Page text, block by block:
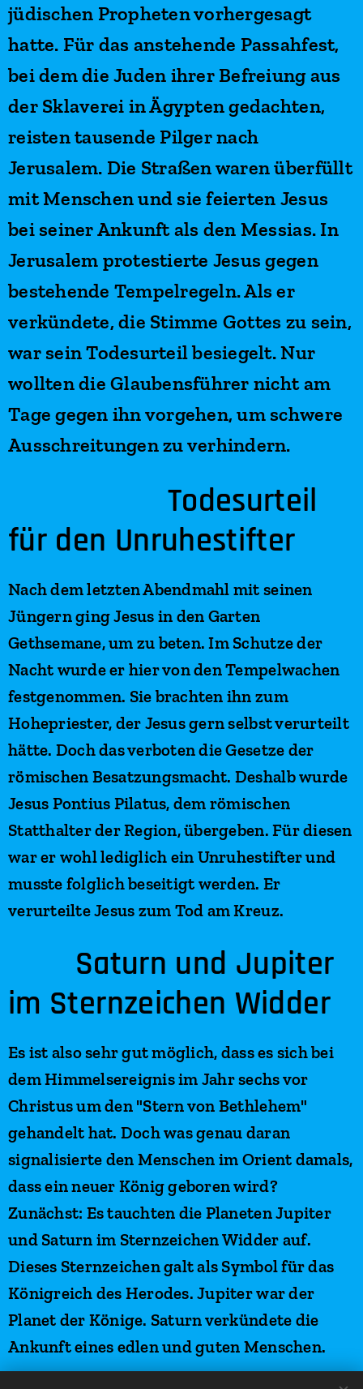
jüdischen Propheten vorhergesagt
hatte. Für das anstehende Passahfest,
bei dem die Juden ihrer Befreiung aus
der Sklaverei in Ägypten gedachten,
reisten tausende Pilger nach
Jerusalem. Die Straßen waren überfüllt
mit Menschen und sie feierten Jesus
bei seiner Ankunft als den Messias. In
Jerusalem protestierte Jesus gegen
bestehende Tempelregeln. Als er
verkündete, die Stimme Gottes zu sein,
war sein Todesurteil besiegelt. Nur
wollten die Glaubensführer nicht am
Tage gegen ihn vorgehen, um schwere
Ausschreitungen zu verhindern.
Todesurteil
für den Unruhestifter
Nach dem letzten Abendmahl mit seinen
Jüngern ging Jesus in den Garten
Gethsemane, um zu beten. Im Schutze der
Nacht wurde er hier von den Tempelwachen
festgenommen. Sie brachten ihn zum
Hohepriester, der Jesus gern selbst verurteilt
hätte. Doch das verboten die Gesetze der
römischen Besatzungsmacht. Deshalb wurde
Jesus Pontius Pilatus, dem römischen
Statthalter der Region, übergeben. Für diesen
war er wohl lediglich ein Unruhestifter und
musste folglich beseitigt werden. Er
verurteilte Jesus zum Tod am Kreuz.
Saturn und Jupiter
im Sternzeichen Widder
Es ist also sehr gut möglich, dass es sich bei
dem Himmelsereignis im Jahr sechs vor
Christus um den "Stern von Bethlehem"
gehandelt hat. Doch was genau daran
signalisierte den Menschen im Orient damals,
dass ein neuer König geboren wird?
Zunächst: Es tauchten die Planeten Jupiter
und Saturn im Sternzeichen Widder auf.
Dieses Sternzeichen galt als Symbol für das
Königreich des Herodes. Jupiter war der
Planet der Könige. Saturn verkündete die
Ankunft eines edlen und guten Menschen.